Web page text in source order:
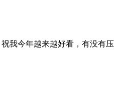
我今年越来越好看，有没有压